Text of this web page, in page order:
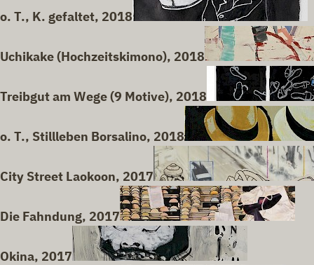
o. T., K. gefaltet, 2018
Uchikake (Hochzeitskimono), 2018
Treibgut am Wege (9 Motive), 2018
o. T., Stillleben Borsalino, 2018
City Street Laokoon, 2017
Die Fahndung, 2017
Okina, 2017